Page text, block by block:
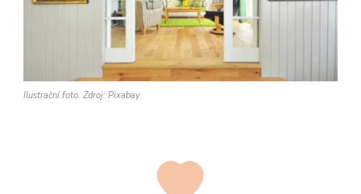
Ilustrační foto. Zdroj: Pixabay